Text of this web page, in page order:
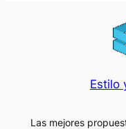
Estilo
Las mejores